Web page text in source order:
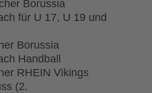
Borussia
für U 17, U 19 und
Borussia
Handball
RHEIN Vikings
(2.